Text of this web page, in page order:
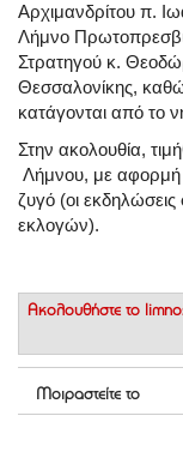
Αρχιμανδρίτου π.
Λήμνο
Στρατηγού κ.
Θεσσαλονίκης,
κατάγονται από το
Στην ακολουθία,
Λήμνου, με αφορμή
ζυγό (οι
εκλογών).
Ακολουθήστε το
Μοιραστείτε το